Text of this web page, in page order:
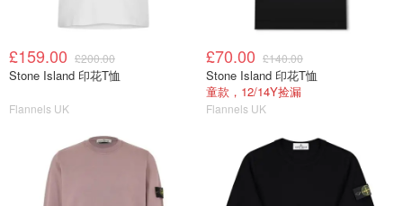
£159.00 £200.00
Stone Island 印花T恤
Flannels UK
£70.00 £140.00
Stone Island 印花T恤
童款，12/14Y捡漏
Flannels UK